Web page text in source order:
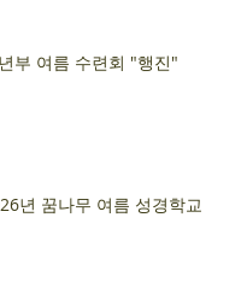
부 여름 수련회 "행진"
년 꿈나무 여름 성경학교